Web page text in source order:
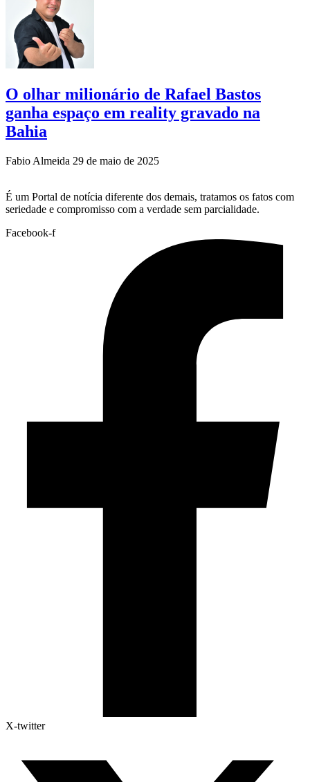
O olhar milionário de Rafael Bastos
ganha espaço em reality gravado na
Bahia
Fabio Almeida 29 de maio de 2025
É um Portal de notícia diferente dos demais, tratamos os fatos com
seriedade e compromisso com a verdade sem parcialidade.
Facebook-f
X-twitter